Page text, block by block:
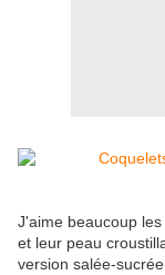
J'aime beaucoup
et leur peau
version salée-